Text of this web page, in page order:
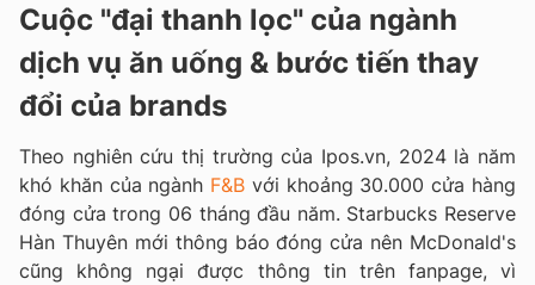
Cuộc "đại thanh lọc" của ngành
dịch vụ ăn uống & bước tiến thay
đổi của brands
Theo nghiên cứu thị trường của Ipos.vn, 2024 là năm
khó khăn của ngành F&B với khoảng 30.000 cửa hàng
đóng cửa trong 06 tháng đầu năm. Starbucks Reserve
Hàn Thuyên mới thông báo đóng cửa nên McDonald's
cũng không ngại được thông tin trên fanpage, vì